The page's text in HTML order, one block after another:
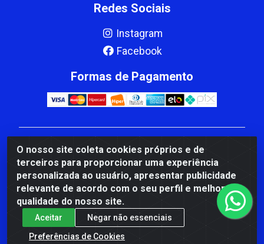
O nosso site coleta cookies próprios e de
terceiros para proporcionar uma experiência
personalizada ao usuário, apresentar publicidade
relevante de acordo com o seu perfil e melhorar a
qualidade do nosso site.
Aceitar
Negar não essenciais
Preferências de Cookies
Redes Sociais
Instagram
Facebook
Formas de Pagamento
CBP MACEDO COMERCIO PEÇAS LTDA Matriz - av
Mauro Miranda Madureira, 1249 - Coramara , Cachoeiro
de Itapemirim/ES - CEP 29.311-310 - CNPJ
00.502.680/0001-41